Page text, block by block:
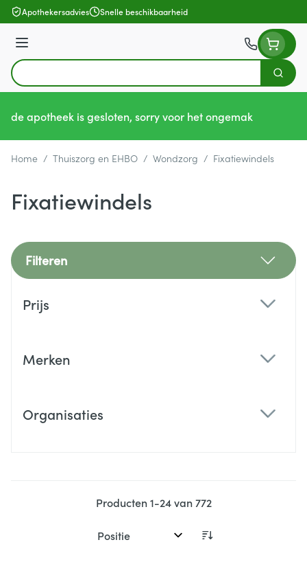
Ga naar de inhoud
Apothekersadvies Snelle beschikbaarheid
Menu
Product, merk, categorie...
Zoek
de apotheek is gesloten, sorry voor het ongemak
Home / Thuiszorg en EHBO / Wondzorg / Fixatiewindels
Fixatiewindels
Filteren
Prijs
Merken
Organisaties
Producten1-24van772
Sorteer op: